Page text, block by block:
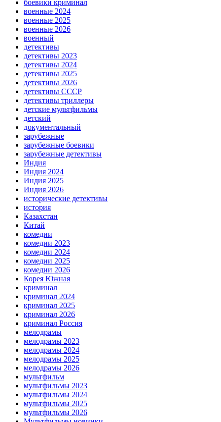
боевики криминал
военные 2024
военные 2025
военные 2026
военный
детективы
детективы 2023
детективы 2024
детективы 2025
детективы 2026
детективы СССР
детективы триллеры
детские мультфильмы
детский
документальный
зарубежные
зарубежные боевики
зарубежные детективы
Индия
Индия 2024
Индия 2025
Индия 2026
исторические детективы
история
Казахстан
Китай
комедии
комедии 2023
комедии 2024
комедии 2025
комедии 2026
Корея Южная
криминал
криминал 2024
криминал 2025
криминал 2026
криминал Россия
мелодрамы
мелодрамы 2023
мелодрамы 2024
мелодрамы 2025
мелодрамы 2026
мультфильм
мультфильмы 2023
мультфильмы 2024
мультфильмы 2025
мультфильмы 2026